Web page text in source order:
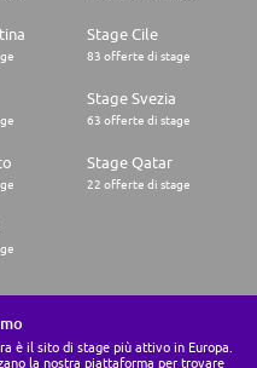
Stage Cile
83 offerte di stage
Stage Svezia
63 offerte di stage
Stage Qatar
22 offerte di stage
è il sito di stage più attivo in Europa.
la nostra piattaforma per trovare